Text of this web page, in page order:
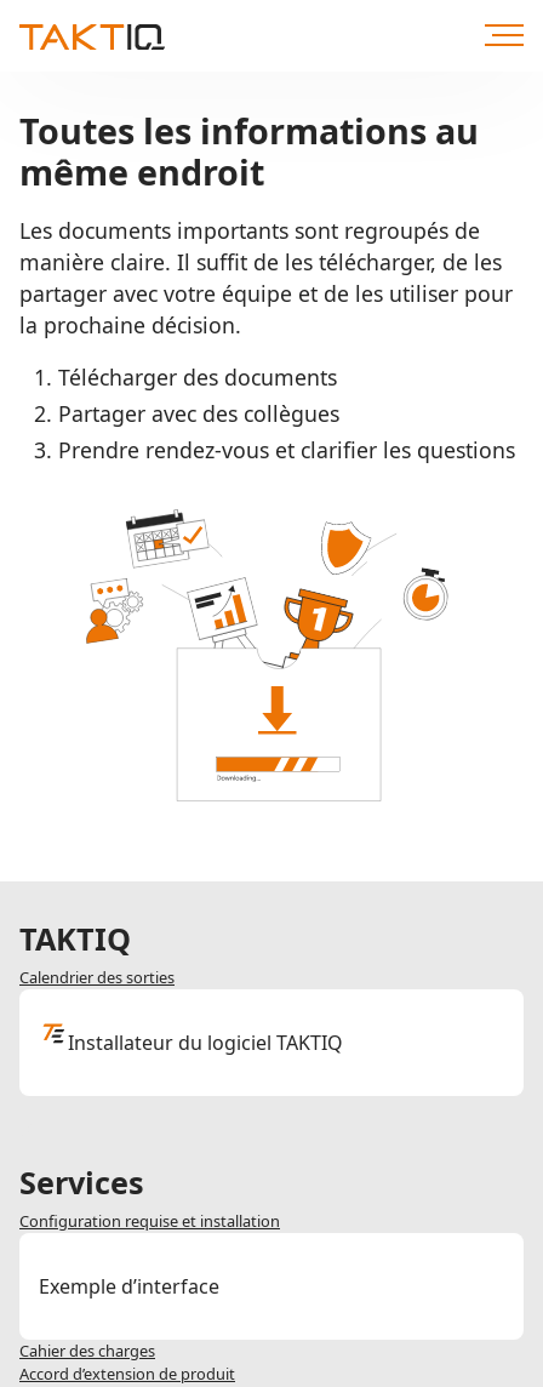
directement
Toutes les informations au
même endroit
Les documents importants sont regroupés de
manière claire. Il suffit de les télécharger, de les
partager avec votre équipe et de les utiliser pour
la prochaine décision.
Télécharger des documents
Partager avec des collègues
Prendre rendez-vous et clarifier les questions
TAKTIQ
Calendrier des sorties
Installateur du logiciel TAKTIQ
Services
Configuration requise et installation
Exemple d’interface
Cahier des charges
Accord d’extension de produit